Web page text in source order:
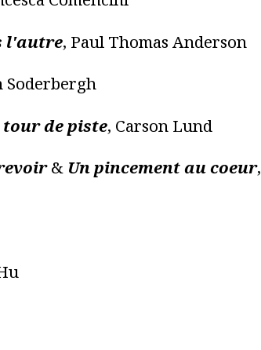
l'autre, Paul Thomas Anderson
Soderbergh
tour de piste, Carson Lund
& Un pincement au coeur,